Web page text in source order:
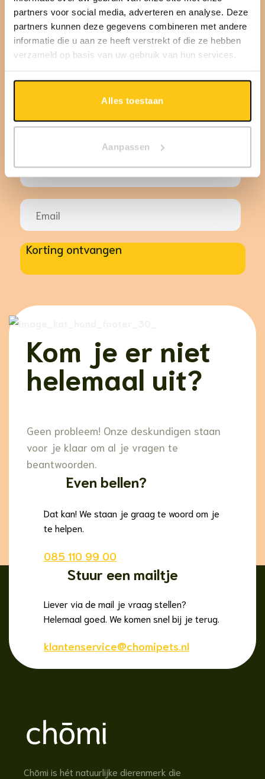
partners voor social media, adverteren en analyse. Deze
partners kunnen deze gegevens combineren met andere
informatie die u aan ze heeft verstrekt of die ze hebben
verzameld op basis van uw gebruik van hun services.
Alles toestaan
Aanpassen
korting
voor jouw viervoeter & ontvang waardevolle tips,
Korting ontvangen
Kom je er niet
helemaal uit?
Geen probleem! Onze deskundigen staan
voor je klaar om al je vragen te
beantwoorden.
Even bellen?
Dat kan! We staan je graag te woord om je
te helpen.
085 110 99 00
Stuur een mailtje
Liever via de mail je vraag stellen?
Helemaal goed. We komen snel bij je terug.
klantenservice@chomipets.nl
Chōmi is hét natuurlijke dierenmerk die